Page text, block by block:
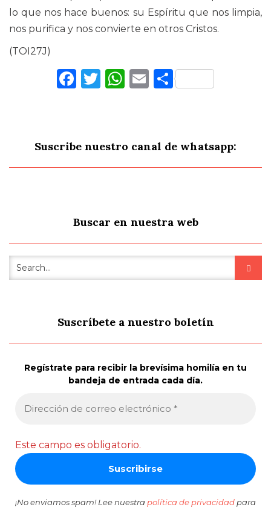
lo que nos hace buenos: su Espíritu que nos limpia,
nos purifica y nos convierte en otros Cristos.
(TOI27J)
Facebook
Twitter
WhatsApp
Email
Suscribe nuestro canal de whatsapp:
Buscar en nuestra web
Suscríbete a nuestro boletín
Regístrate para recibir la brevísima homilía en tu
bandeja de entrada cada día.
Este campo es obligatorio.
¡No enviamos spam! Lee nuestrapolítica de privacidadpara